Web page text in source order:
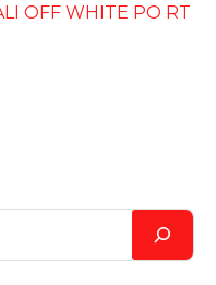
OFF WHITE PO RT